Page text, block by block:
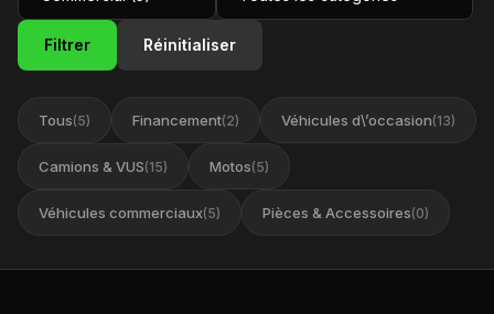
Filtrer Réinitialiser
Tous(5) Financement(2) Véhicules d\’occasion(13)
Camions & VUS(15) Motos(5)
Véhicules commerciaux(5) Pièces & Accessoires(0)